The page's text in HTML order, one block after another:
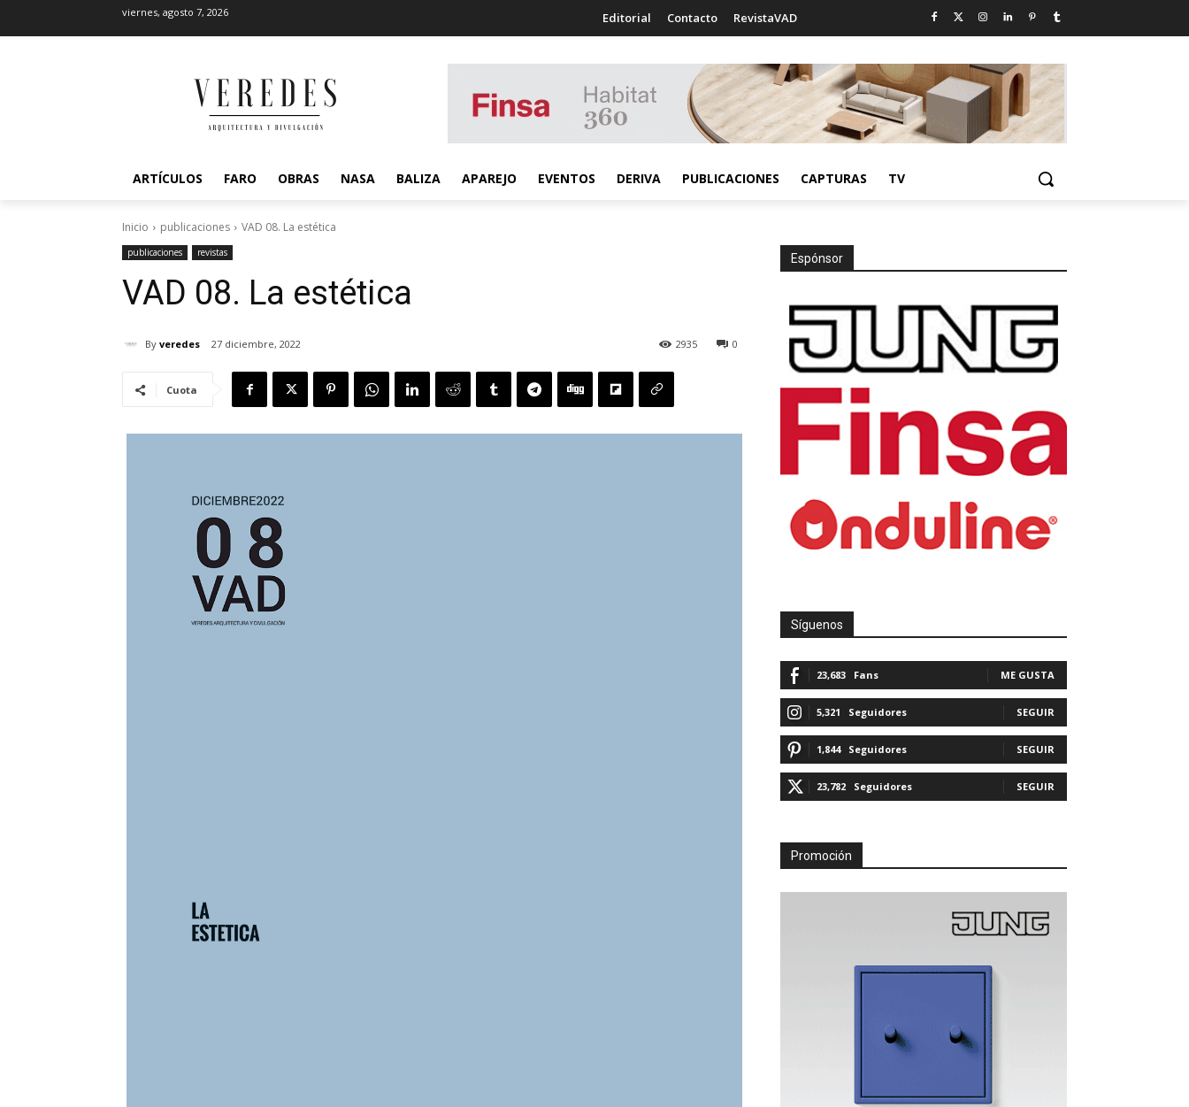
viernes, agosto 7, 2026 Editorial Contacto RevistaVAD
ARTÍCULOS FARO OBRAS NASA BALIZA APAREJO EVENTOS DERIVA PUBLICACIONES CAPTURAS TV
Inicio publicaciones VAD 08. La estética
publicaciones revistas
VAD 08. La estética
By veredes 27 diciembre, 2022 0
2935
Cuota
Espónsor
Síguenos
23,683 Fans ME GUSTA
5,321 Seguidores SEGUIR
1,844 Seguidores SEGUIR
23,782 Seguidores SEGUIR
Promoción